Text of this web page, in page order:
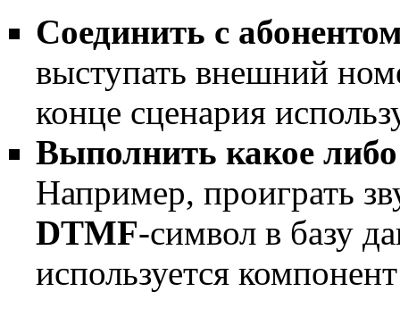
Соединить с
выступать внешний
конце сценария
Выполнить какое
Например, проиграть
DTMF-символ в базу
используется